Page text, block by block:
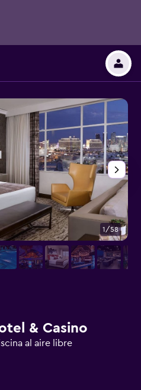
& Casino
al aire libre
1/58